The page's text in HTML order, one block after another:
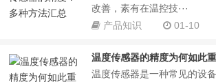
改善，素有在温控技···
产品知识
01-10
温度传感器的精度为何如此
温度传感器是一种常见的设